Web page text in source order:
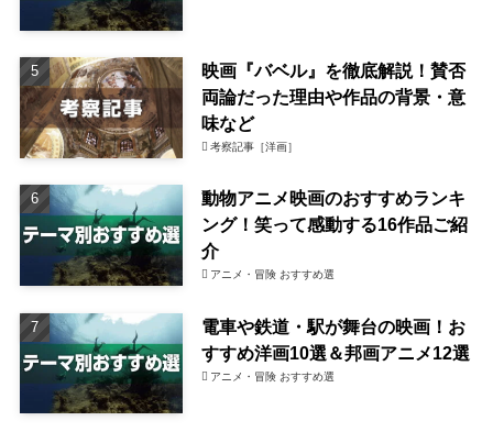
映画『バベル』を徹底解説！賛否
両論だった理由や作品の背景・意
味など
考察記事［洋画］
動物アニメ映画のおすすめランキ
ング！笑って感動する16作品ご紹
介
アニメ・冒険 おすすめ選
電車や鉄道・駅が舞台の映画！お
すすめ洋画10選＆邦画アニメ12選
アニメ・冒険 おすすめ選